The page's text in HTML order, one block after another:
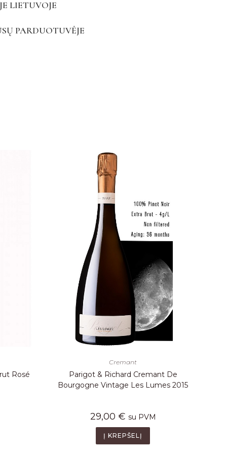
LIETUVOJE
PARDUOTUVĖJE
Rosé
Cremant
Parigot & Richard Cremant De
Bourgogne Vintage Les Lumes 2015
29,00 € su PVM
Į KREPŠELĮ